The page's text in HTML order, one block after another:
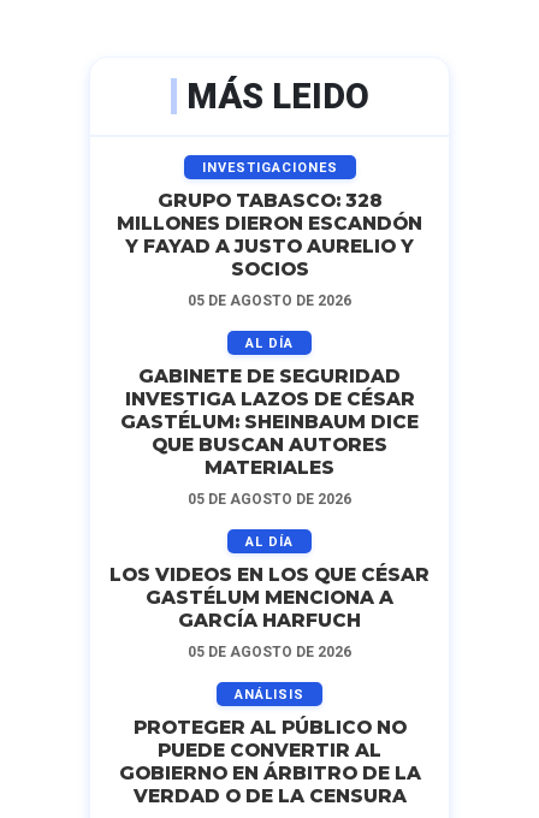
MÁS LEIDO
INVESTIGACIONES
GRUPO TABASCO: 328
MILLONES DIERON ESCANDÓN
Y FAYAD A JUSTO AURELIO Y
SOCIOS
05 DE AGOSTO DE 2026
AL DÍA
GABINETE DE SEGURIDAD
INVESTIGA LAZOS DE CÉSAR
GASTÉLUM: SHEINBAUM DICE
QUE BUSCAN AUTORES
MATERIALES
05 DE AGOSTO DE 2026
AL DÍA
LOS VIDEOS EN LOS QUE CÉSAR
GASTÉLUM MENCIONA A
GARCÍA HARFUCH
05 DE AGOSTO DE 2026
ANÁLISIS
PROTEGER AL PÚBLICO NO
PUEDE CONVERTIR AL
GOBIERNO EN ÁRBITRO DE LA
VERDAD O DE LA CENSURA